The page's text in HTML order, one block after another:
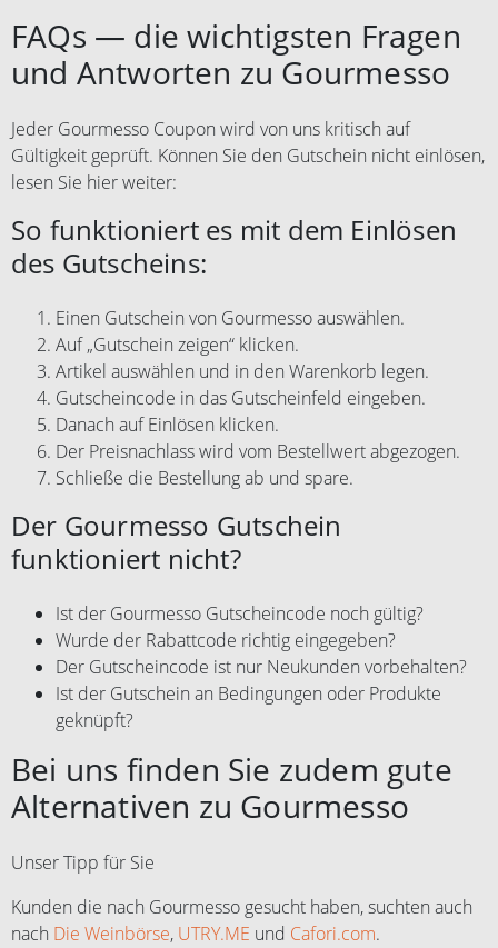
FAQs — die wichtigsten Fragen
und Antworten zu Gourmesso
Jeder Gourmesso Coupon wird von uns kritisch auf
Gültigkeit geprüft. Können Sie den Gutschein nicht einlösen,
lesen Sie hier weiter:
So funktioniert es mit dem Einlösen
des Gutscheins:
Einen Gutschein von Gourmesso auswählen.
Auf „Gutschein zeigen“ klicken.
Artikel auswählen und in den Warenkorb legen.
Gutscheincode in das Gutscheinfeld eingeben.
Danach auf Einlösen klicken.
Der Preisnachlass wird vom Bestellwert abgezogen.
Schließe die Bestellung ab und spare.
Der Gourmesso Gutschein
funktioniert nicht?
Ist der Gourmesso Gutscheincode noch gültig?
Wurde der Rabattcode richtig eingegeben?
Der Gutscheincode ist nur Neukunden vorbehalten?
Ist der Gutschein an Bedingungen oder Produkte
geknüpft?
Bei uns finden Sie zudem gute
Alternativen zu Gourmesso
Unser Tipp für Sie
Kunden die nach Gourmesso gesucht haben, suchten auch
nach Die Weinbörse, UTRY.ME und Cafori.com.